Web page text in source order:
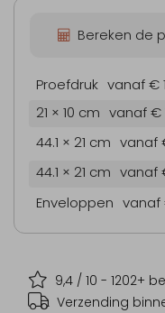
9,4 / 10 - 1202+
Verzending
Bereken de
Proefdruk vanaf €
21 × 10 cm vanaf €
44.1 × 21 cm vanaf
44.1 × 21 cm vanaf
Enveloppen vanaf